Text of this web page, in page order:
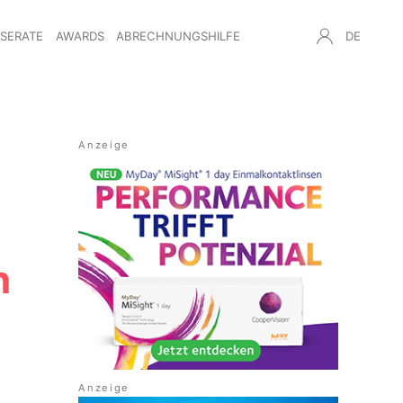
AWARDS ABRECHNUNGSHILFE DE